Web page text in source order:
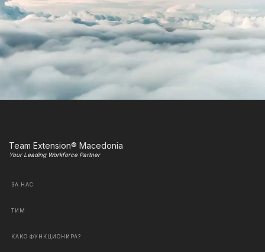
Team Extension® Macedonia
Your Leading Workforce Partner
ЗА НАС
ТИМ
КАКО ФУНКЦИОНИРА?